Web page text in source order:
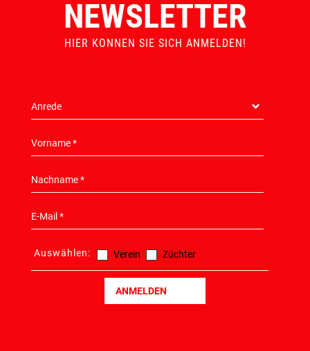
NEWSLETTER
HIER KONNEN SIE SICH ANMELDEN!
Auswählen: Verein Züchter
ANMELDEN